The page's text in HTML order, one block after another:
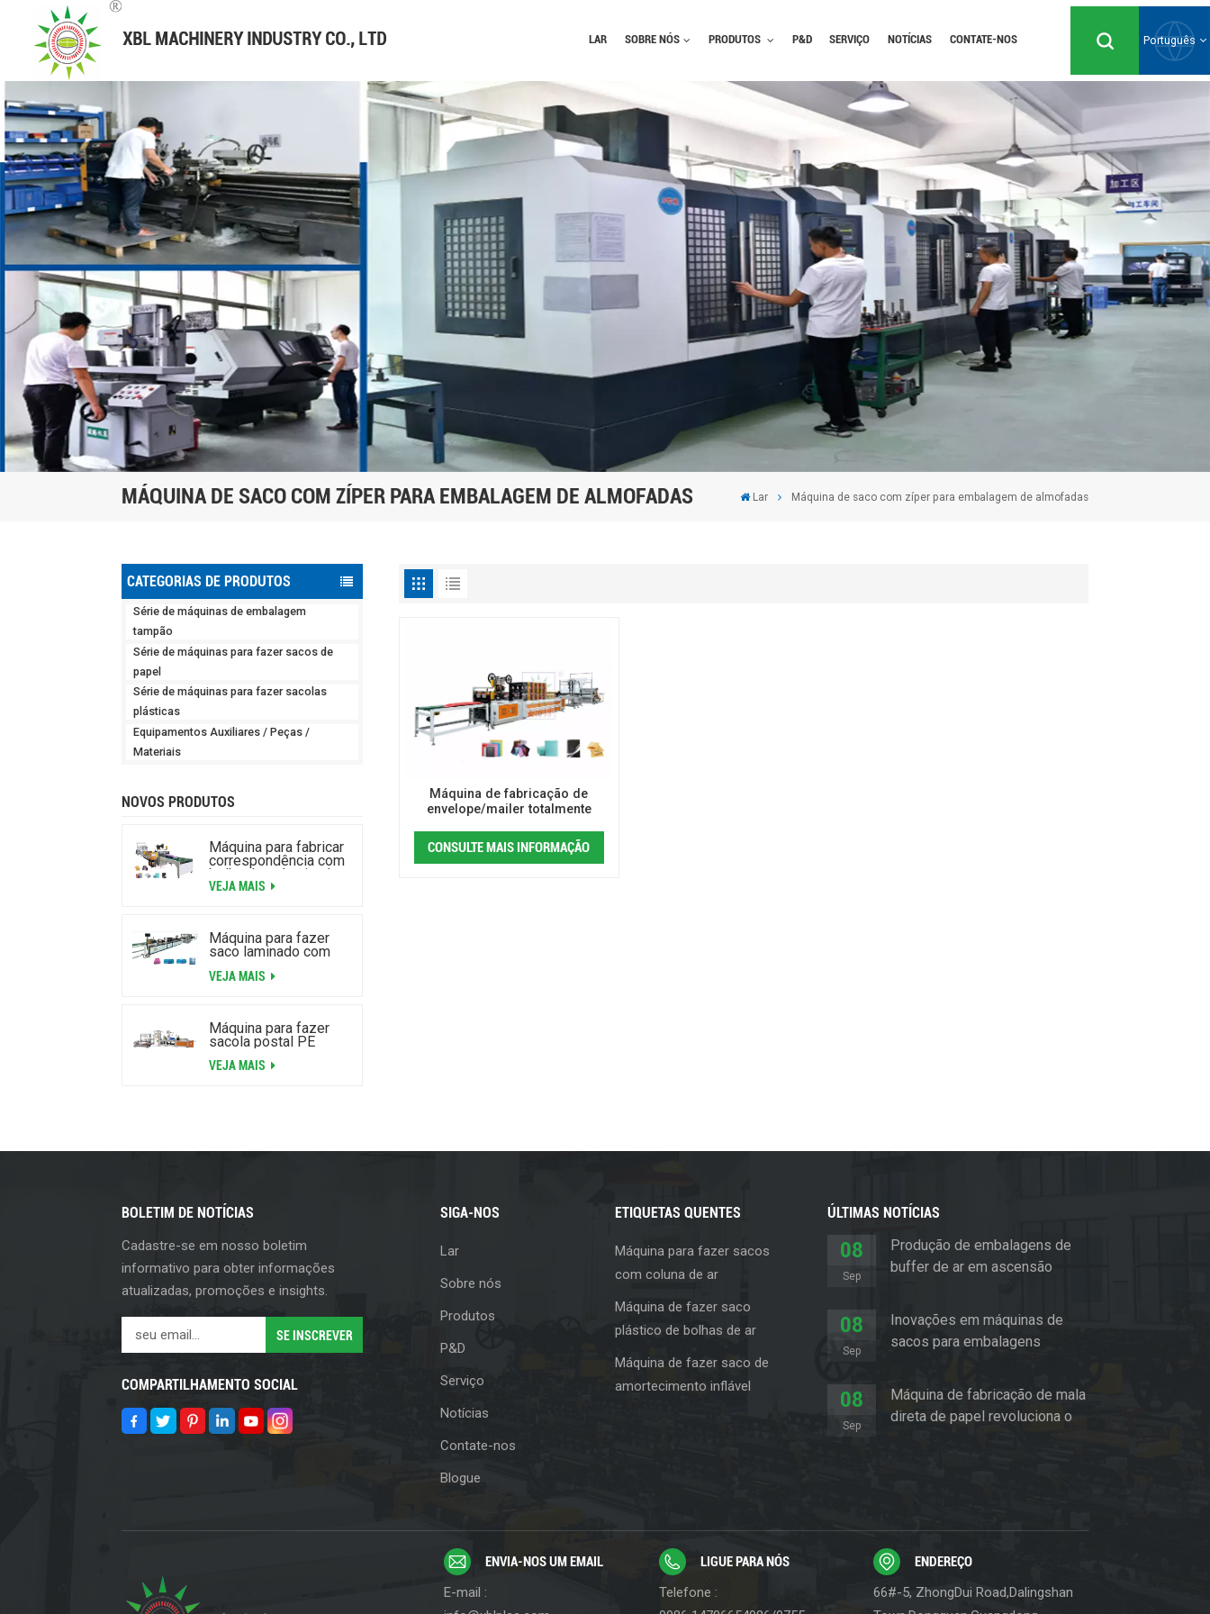
LAR SOBRE NÓS PRODUTOS P&D SERVIÇO NOTÍCIAS CONTATE-NOS Português
English
Русский
Español
Português
MÁQUINA DE SACO COM ZÍPER PARA EMBALAGEM DE ALMOFADAS Lar Máquina de saco com zíper para embalagem de almofadas
CATEGORIAS DE PRODUTOS
Série de máquinas de embalagem
tampão
Série de máquinas para fazer sacos de
papel
Série de máquinas para fazer sacolas
plásticas
Equipamentos Auxiliares / Peças /
Materiais
NOVOS PRODUTOS
Máquina para fabricar
correspondência com
bolha de ar laminada
de alta velocidade
VEJA MAIS
Máquina para fazer
saco laminado com
VEJA MAIS
Máquina para fazer
sacola postal PE
VEJA MAIS
Máquina de fabricação de
envelope/mailer totalmente
CONSULTE MAIS INFORMAÇÃO
BOLETIM DE NOTÍCIAS
Cadastre-se em nosso boletim
informativo para obter informações
atualizadas, promoções e insights.
COMPARTILHAMENTO SOCIAL
SIGA-NOS
Lar
Sobre nós
Produtos
P&D
Serviço
Notícias
Contate-nos
Blogue
ETIQUETAS QUENTES
Máquina para fazer sacos
com coluna de ar
Máquina de fazer saco
plástico de bolhas de ar
Máquina de fazer saco de
amortecimento inflável
ÚLTIMAS NOTÍCIAS
08
Sep
Produção de embalagens de
buffer de ar em ascensão
08
Sep
Inovações em máquinas de
sacos para embalagens
08
Sep
Máquina de fabricação de mala
direta de papel revoluciona o
ENVIA-NOS UM EMAIL
E-mail :
LIGUE PARA NÓS
Telefone :
ENDEREÇO
66#-5, ZhongDui Road,Dalingshan